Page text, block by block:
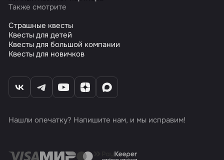
Также смотрите
Страшные квесты
Квесты для детей
Квесты для большой компании
Квесты для новичков
Нашли опечатку? Напишите нам, и мы исправим!